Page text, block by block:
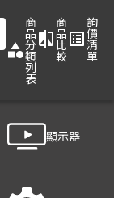
category
商
品
分
類
列
表
compare
商
品
比
較
list_alt
詢
價
清
單
顯示器